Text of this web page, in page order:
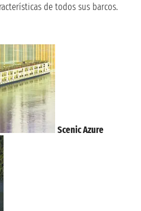
de todos sus barcos.
Scenic Azure